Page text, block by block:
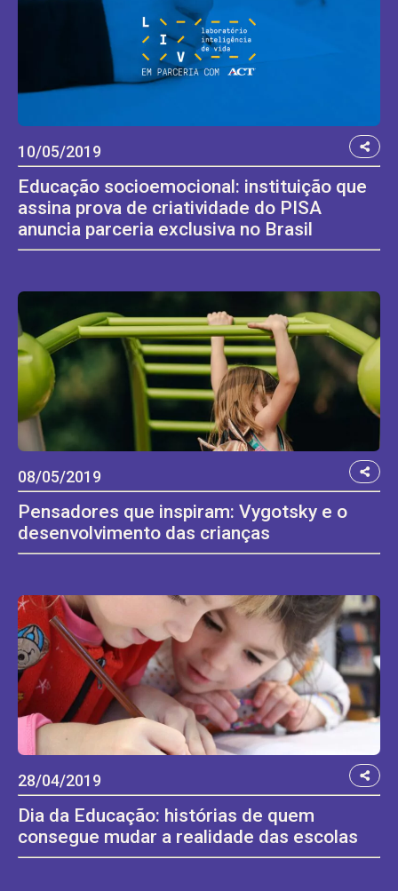
10/05/2019
Educação socioemocional: instituição que
assina prova de criatividade do PISA
anuncia parceria exclusiva no Brasil
08/05/2019
Pensadores que inspiram: Vygotsky e o
desenvolvimento das crianças
28/04/2019
Dia da Educação: histórias de quem
consegue mudar a realidade das escolas